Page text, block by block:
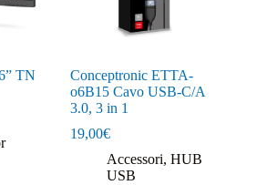
TN
Conceptronic ETTA-
o6B15 Cavo USB-C/A
3.0, 3 in 1
19,00€
Accessori,HUB
USB